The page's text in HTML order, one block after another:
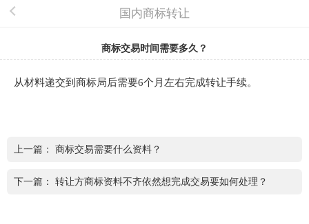
国内商标转让
商标交易时间需要多久？
从材料递交到商标局后需要6个月左右完成转让手续。
上一篇： 商标交易需要什么资料？
下一篇： 转让方商标资料不齐依然想完成交易要如何处理？